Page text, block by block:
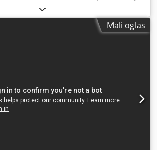
digitalnim prikazom dužine Opseg reza
Opseg reza pri 45°: 135 x 120 mm
prskanje Pneumatski stezači zaMali oglas